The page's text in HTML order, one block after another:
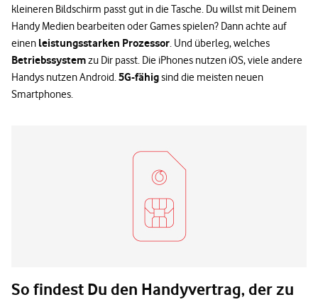
kleineren Bildschirm passt gut in die Tasche. Du willst mit Deinem
Handy Medien bearbeiten oder Games spielen? Dann achte auf
einen leistungsstarken Prozessor. Und überleg, welches
Betriebssystemzu Dir passt. Die iPhones nutzen iOS, viele andere
Handys nutzen Android.5G-fähigsind die meisten neuen
Smartphones.
So findest Du den Handyvertrag, der zu